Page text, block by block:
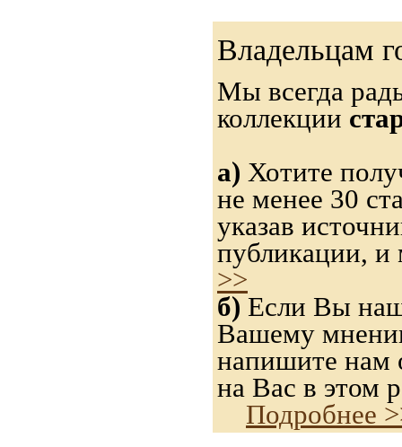
Владельцам
Мы всегда
коллекции
а) Хотите
не менее 30
указав
публикации,
>>
б) Если Вы
Вашему
напишите нам
на Вас в этом
Подробнее